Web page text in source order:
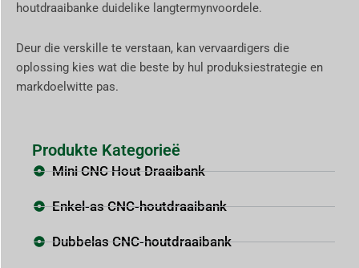
houtdraaibanke duidelike langtermynvoordele.
Deur die verskille te verstaan, kan vervaardigers die
oplossing kies wat die beste by hul produksiestrategie en
markdoelwitte pas.
Produkte Kategorieë
Mini CNC Hout Draaibank
Enkel-as CNC-houtdraaibank
Dubbelas CNC-houtdraaibank